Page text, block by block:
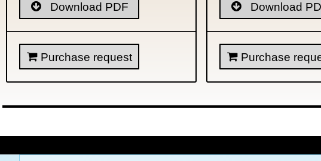
Download PDF
Purchase request
Download
Purchase